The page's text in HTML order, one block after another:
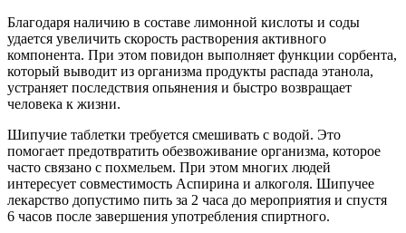
Благодаря наличию в составе лимонной кислоты и соды
удается увеличить скорость растворения активного
компонента. При этом повидон выполняет функции сорбента,
который выводит из организма продукты распада этанола,
устраняет последствия опьянения и быстро возвращает
человека к жизни.
Шипучие таблетки требуется смешивать с водой. Это
помогает предотвратить обезвоживание организма, которое
часто связано с похмельем. При этом многих людей
интересует совместимость Аспирина и алкоголя. Шипучее
лекарство допустимо пить за 2 часа до мероприятия и спустя
6 часов после завершения употребления спиртного.